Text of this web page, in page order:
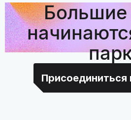
Большие
Присоединиться